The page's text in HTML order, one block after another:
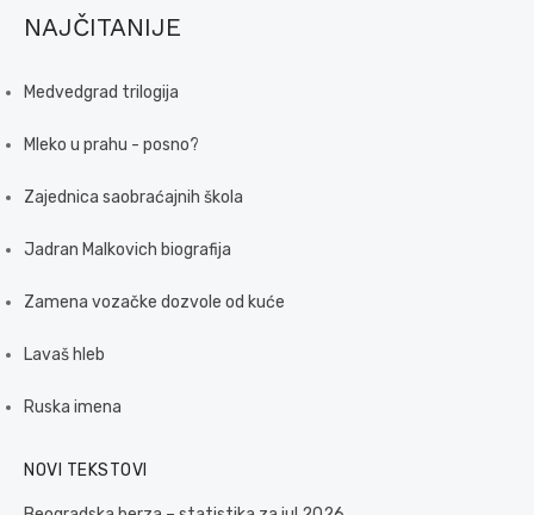
NAJČITANIJE
Medvedgrad trilogija
Mleko u prahu - posno?
Zajednica saobraćajnih škola
Jadran Malkovich biografija
Zamena vozačke dozvole od kuće
Lavaš hleb
Ruska imena
NOVI TEKSTOVI